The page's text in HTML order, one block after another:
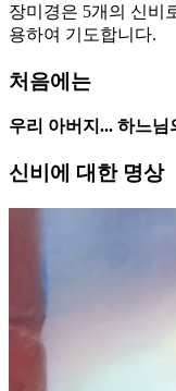
장미경은 5개의 신비
용하여 기도합니다.
처음에는
우리 아버지... 하느
신비에 대한 명상